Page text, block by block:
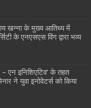
खन्ना के मुख्य आतिथ्य में
के एनएसएस विंग द्वारा भव्य
– एन इनिशिएटिव’ के तहत
ने युवा इनोवेटर्स को किया